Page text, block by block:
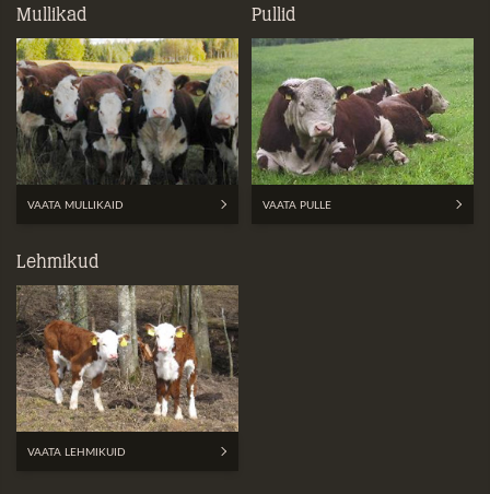
Mullikad
VAATA MULLIKAID
Pullid
VAATA PULLE
Lehmikud
VAATA LEHMIKUID